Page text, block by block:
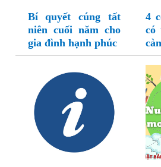
Bí quyết cúng tất
niên cuối năm cho
gia đình hạnh phúc
4
có